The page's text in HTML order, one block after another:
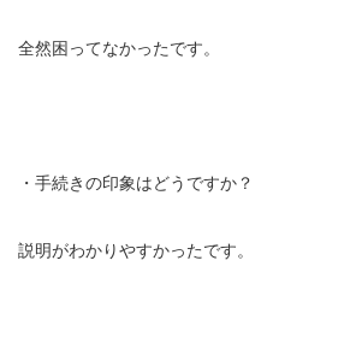
全然困ってなかったです。
・手続きの印象はどうですか？
説明がわかりやすかったです。